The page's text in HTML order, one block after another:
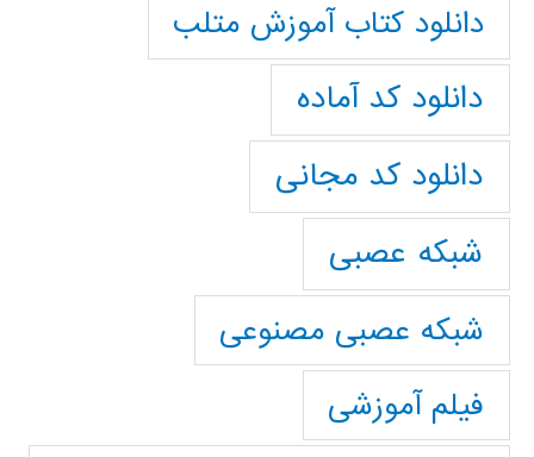
دانلود کتاب آموزش متلب
دانلود کد آماده
دانلود کد مجانی
شبکه عصبی
شبکه عصبی مصنوعی
فیلم آموزشی